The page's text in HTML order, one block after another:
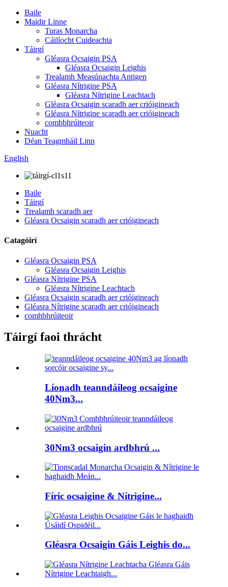
Baile
Maidir Linne
Turas Monarcha
Cáilíocht Cuideachta
Táirgí
Gléasra Ocsaigin PSA
Gléasra Ocsaigin Leighis
Trealamh Measúnachta Antigen
Gléasra Nítrigine PSA
Gléasra Nítrigine Leachtach
Gléasra Ocsaigin scaradh aer crióigineach
Gléasra Nítrigine scaradh aer crióigineach
comhbhrúiteoir
Nuacht
Déan Teagmháil Linn
English
Baile
Táirgí
Trealamh scaradh aer
Gléasra Ocsaigin scaradh aer crióigineach
Catagóirí
Gléasra Ocsaigin PSA
Gléasra Ocsaigin Leighis
Gléasra Nítrigine PSA
Gléasra Nítrigine Leachtach
Gléasra Ocsaigin scaradh aer crióigineach
Gléasra Nítrigine scaradh aer crióigineach
comhbhrúiteoir
Táirgí faoi thrácht
Líonadh teanndáileog ocsaigine
40Nm3...
30Nm3 ocsaigin ardbhrú ...
Fíric ocsaigine & Nítrigine...
Gléasra Ocsaigin Gáis Leighis do...